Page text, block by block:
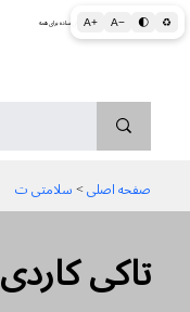
A+ A− 🌓 ♻ اطلاعات پزشکی و بهداشتی به زبان ساده برای همه
تاکی
صفحه اصلی > سلامتی ت